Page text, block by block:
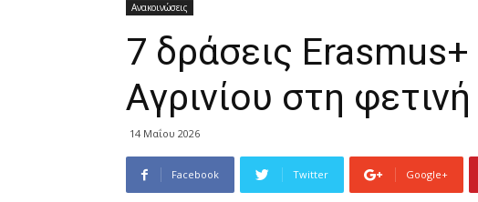
Ανακοινώσεις
7 δράσεις
Αγρινίου στη
14 Μαΐου 2026
Facebook Twitter Google+